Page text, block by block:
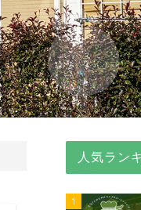
人気ラン
1